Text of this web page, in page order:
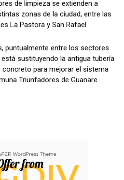
de limpieza se extienden a
zonas de la ciudad, entre las
La Pastora y San Rafael.
puntualmente entre los sectores
sustituyendo la antigua tubería
concreto para mejorar el sistema
Triunfadores de Guanare.